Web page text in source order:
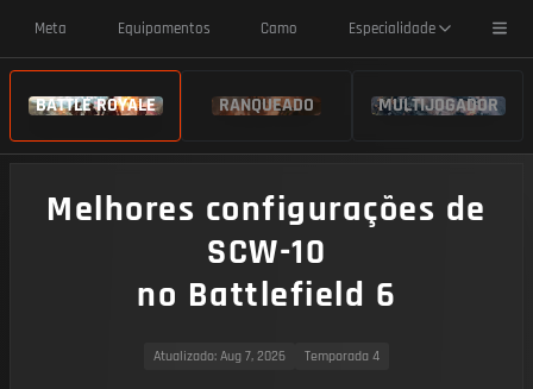
Meta Equipamentos Camo Especialidade
BATTLE ROYALE RANQUEADO MULTIJOGADOR
Melhores configurações de
SCW-10
no Battlefield 6
Atualizado: Aug 7, 2026 Temporada 4